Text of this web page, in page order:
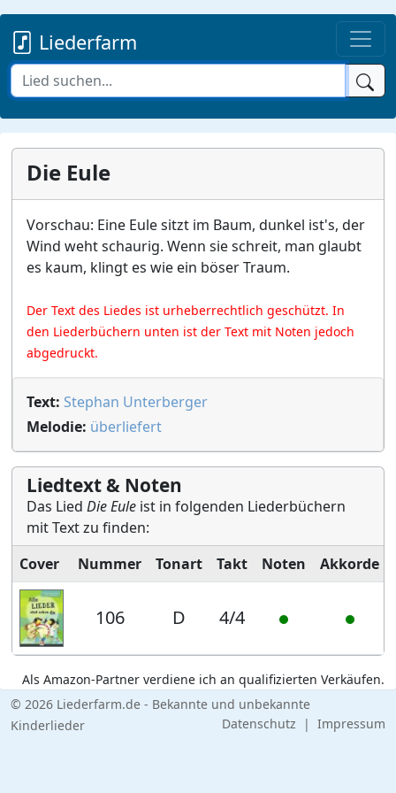
Liederfarm
Die Eule
Vorschau: Eine Eule sitzt im Baum, dunkel ist's, der
Wind weht schaurig. Wenn sie schreit, man glaubt
es kaum, klingt es wie ein böser Traum.
Der Text des Liedes ist urheberrechtlich geschützt. In
den Liederbüchern unten ist der Text mit Noten jedoch
abgedruckt.
Text: Stephan Unterberger
Melodie: überliefert
Liedtext & Noten
Das Lied Die Eule ist in folgenden Liederbüchern
mit Text zu finden:
Cover
Nummer Tonart Takt Noten Akkorde
106 D 4/4
Als Amazon-Partner verdiene ich an qualifizierten Verkäufen.
© 2026 Liederfarm.de - Bekannte und unbekannte
Kinderlieder
Datenschutz | Impressum